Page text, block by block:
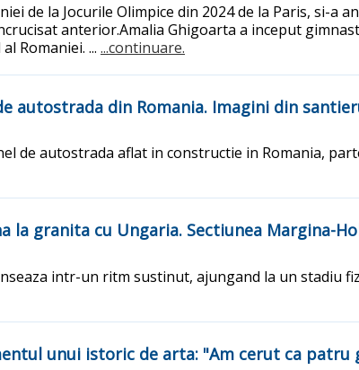
de la Jocurile Olimpice din 2024 de la Paris, si-
anterior.Amalia Ghigoarta a inceput
Romaniei. ... ...continuare.
autostrada din Romania. Imagini din
de autostrada aflat in constructie in Romania,
granita cu Ungaria. Sectiunea Margina-
intr-un ritm sustinut, ajungand la un stadiu
unui istoric de arta: "Am cerut ca patru